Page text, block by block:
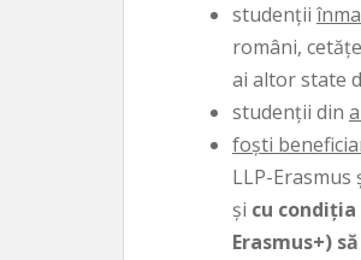
studenţii
români,
ai altor state
studenţii din
foşti
LLP-
şi cu
Erasmus+)